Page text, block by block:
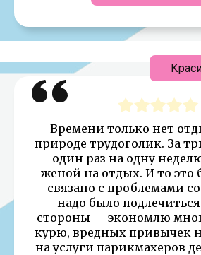
Времени только нет
природе трудоголик. За
один раз на одну
женой на отдых. И то это
связано с проблемами
надо было
стороны — экономлю
курю, вредных привычек
на услуги парикмахеров